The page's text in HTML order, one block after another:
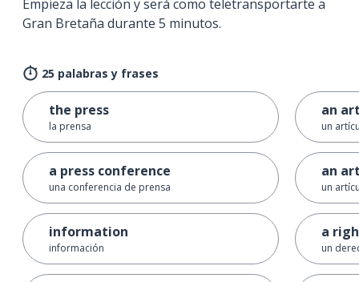
Empieza la lección y será como teletransportarte a
Gran Bretaña durante 5 minutos.
25 palabras y frases
the press
la prensa
a press conference
una conferencia de prensa
information
información
an
un
an
un
a
un